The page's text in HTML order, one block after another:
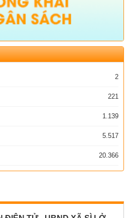
2
221
1.139
5.517
20.366